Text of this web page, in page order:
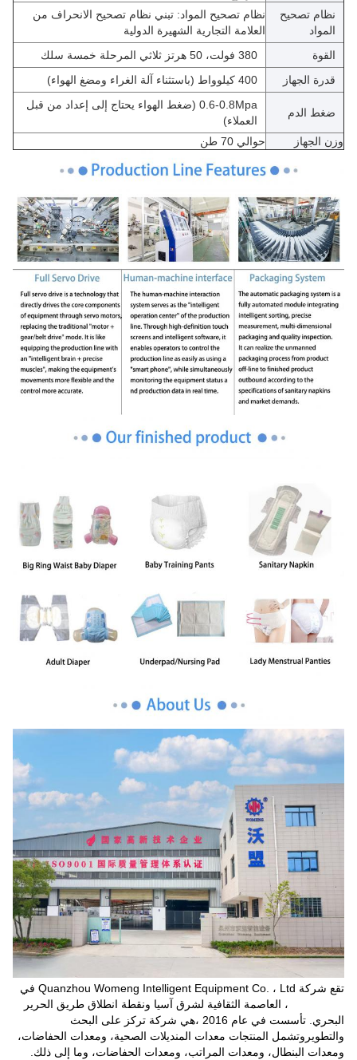
نظام تصحيح
المواد
نظام تصحيح المواد: تبني نظام تصحيح الانحراف من
العلامة التجارية الشهيرة الدولية
القوة
380 فولت، 50 هرتز ثلاثي المرحلة خمسة سلك
قدرة الجهاز
400 كيلوواط (باستثناء آلة الغراء ومضغ الهواء)
ضغط الدم
0.6-0.8Mpa (ضغط الهواء يحتاج إلى إعداد من قبل
العملاء)
وزن الجهاز
حوالي 70 طن
تقع شركة Quanzhou Womeng Intelligent Equipment Co. ، Ltd في
Quanzhou ، العاصمة الثقافية لشرق آسيا ونقطة انطلاق طريق الحرير
البحري. تأسست في عام 2016 ،هي شركة تركز على البحث
والتطويروتشمل المنتجات معدات المنديلات الصحية، ومعدات الحفاضات،
ومعدات البنطال، ومعدات المراتب، ومعدات الحفاضات، وما إلى ذلك.